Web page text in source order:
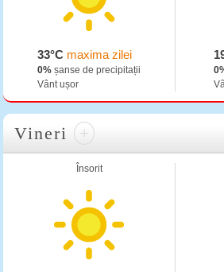
33°C maxima zilei
0% șanse de precipitații
Vânt ușor
Vineri +
Însorit